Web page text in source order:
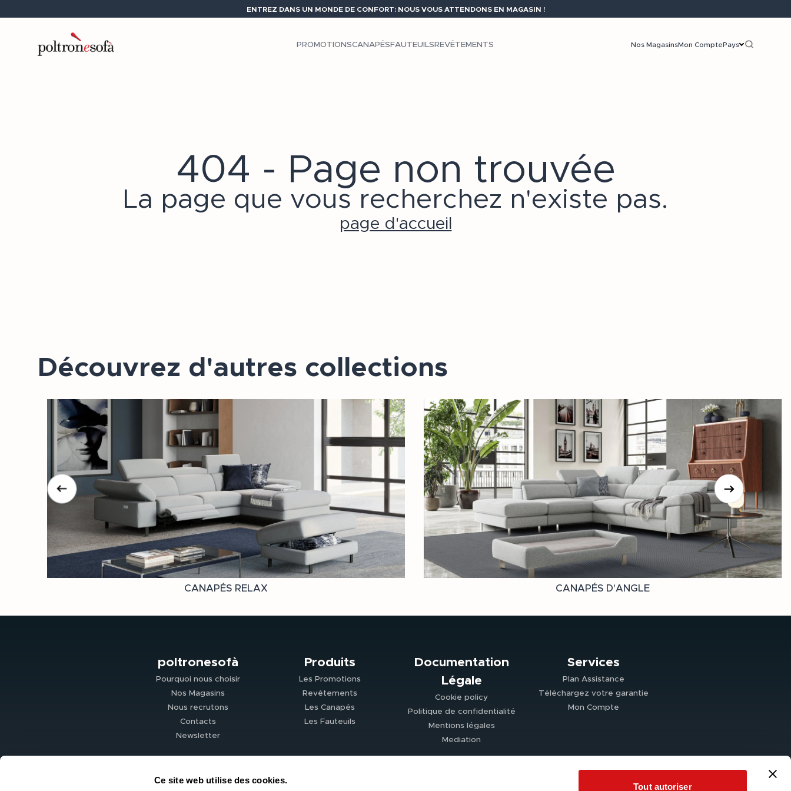
Ce site web utilise des cookies.
Tout autoriser
ENTREZ DANS UN MONDE DE CONFORT: NOUS VOUS ATTENDONS EN MAGASIN !
PROMOTIONSCANAPÉS FAUTEUILS REVÊTEMENTS Nos MagasinsMon ComptePays
404 - Page non trouvée
La page que vous recherchez n'existe pas.
page d'accueil
Découvrez d'autres collections
CANAPÉS RELAX CANAPÉS D'ANGLE
poltronesofà
Pourquoi nous choisir
Nos Magasins
Nous recrutons
Contacts
Newsletter
Produits
Les Promotions
Revêtements
Les Canapés
Les Fauteuils
Documentation
Légale
Cookie policy
Politique de confidentialité
Mentions légales
Mediation
Services
Plan Assistance
Téléchargez votre garantie
Mon Compte